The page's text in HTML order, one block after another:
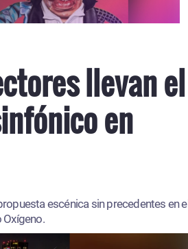
llevan el
en
escénica sin precedentes en el
Oxígeno.